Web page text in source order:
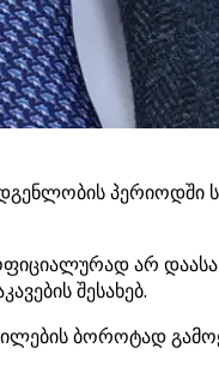
პერიოდში
არ
შესახებ.
ბოროტად